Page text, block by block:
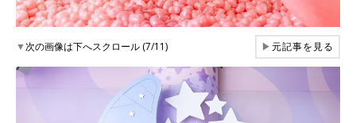
▼次の画像は下へスクロール (7/11) ▶元記事を見る